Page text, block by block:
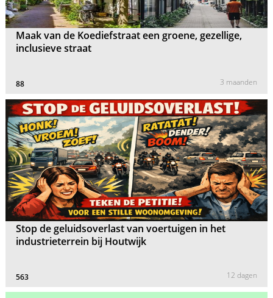
Maak van de Koediefstraat een groene, gezellige,
inclusieve straat
88 3 maanden
Stop de geluidsoverlast van voertuigen in het
industrieterrein bij Houtwijk
563 12 dagen